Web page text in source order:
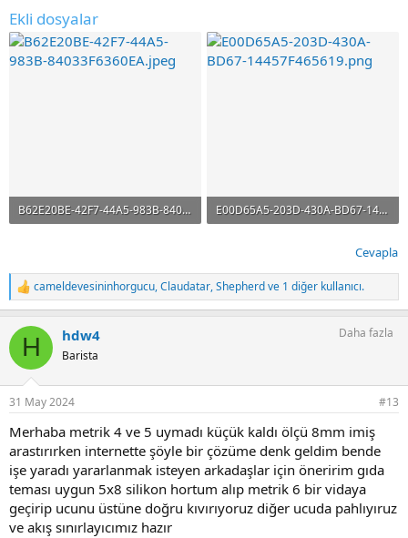
Ekli dosyalar
B62E20BE-42F7-44A5-983B-84033F6360EA.jpeg
E00D65A5-203D-430A-BD67-14457F465619.png
Cevapla
T
e
k
l
cameldevesininhorgucu,Claudatar,Shepherdve 1 diğer kullanıcı.
H hdw4
Barista
Daha fazla
31 May 2024 #13
Merhaba metrik 4 ve 5 uymadı küçük kaldı ölçü 8mm imiş
arastırırken internette şöyle bir çözüme denk geldim bende
işe yaradı yararlanmak isteyen arkadaşlar için öneririm gıda
teması uygun 5x8 silikon hortum alıp metrik 6 bir vidaya
geçirip ucunu üstüne doğru kıvırıyoruz diğer ucuda pahlıyıruz
ve akış sınırlayıcımız hazır